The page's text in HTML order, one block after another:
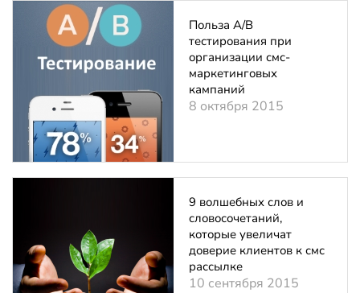
Польза А/В
тестирования при
организации смс-
маркетинговых
кампаний
8 октября 2015
9 волшебных слов и
словосочетаний,
которые увеличат
доверие клиентов к смс
рассылке
10 сентября 2015